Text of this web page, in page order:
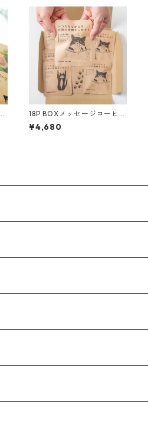
18P BOXメッセージコーヒー
ギフト｜送料無料・税込
【ポスト投函】ドリップバ
¥4,680